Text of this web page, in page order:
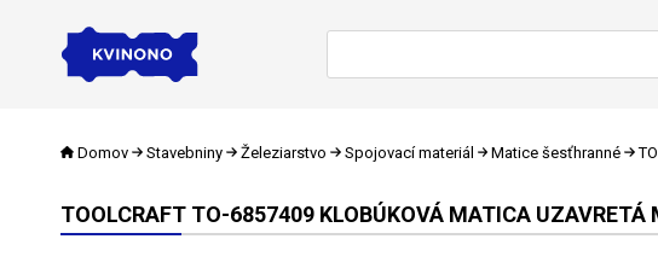
Domov Stavebniny Železiarstvo Spojovací materiál Matice šesťhranné
TOOLCRAFT TO-6857409 KLOBÚKOVÁ MATICA